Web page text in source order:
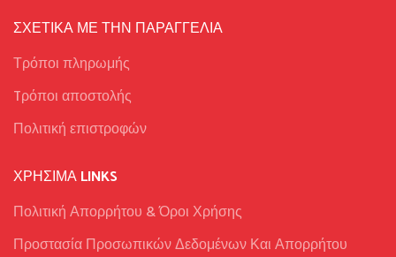
ΣΧΕΤΙΚΑ ΜΕ ΤΗΝ ΠΑΡΑΓΓΕΛΙΑ
Τρόποι πληρωμής
Tρόποι αποστολής
Πολιτική επιστροφών
ΧΡΉΣΙΜΑ LINKS
Πολιτική Απορρήτου & Όροι Χρήσης
Προστασία Προσωπικών Δεδομένων Και Απορρήτου